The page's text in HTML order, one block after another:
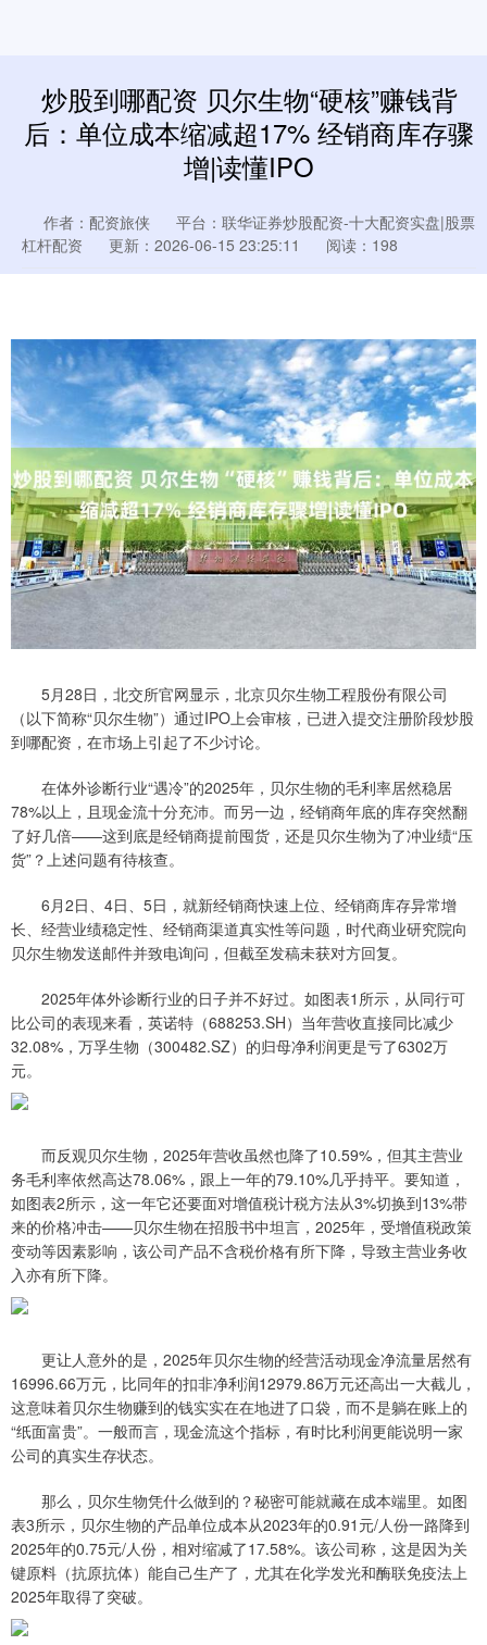
炒股到哪配资 贝尔生物“硬核”赚钱背
后：单位成本缩减超17% 经销商库存骤
增|读懂IPO
作者：配资旅侠
平台：联华证券炒股配资-十大配资实盘|股票
杠杆配资
更新：2026-06-15 23:25:11 阅读：198
5月28日，北交所官网显示，北京贝尔生物工程股份有限公司
（以下简称“贝尔生物”）通过IPO上会审核，已进入提交注册阶段炒股
到哪配资，在市场上引起了不少讨论。
在体外诊断行业“遇冷”的2025年，贝尔生物的毛利率居然稳居
78%以上，且现金流十分充沛。而另一边，经销商年底的库存突然翻
了好几倍——这到底是经销商提前囤货，还是贝尔生物为了冲业绩“压
货”？上述问题有待核查。
6月2日、4日、5日，就新经销商快速上位、经销商库存异常增
长、经营业绩稳定性、经销商渠道真实性等问题，时代商业研究院向
贝尔生物发送邮件并致电询问，但截至发稿未获对方回复。
2025年体外诊断行业的日子并不好过。如图表1所示，从同行可
比公司的表现来看，英诺特（688253.SH）当年营收直接同比减少
32.08%，万孚生物（300482.SZ）的归母净利润更是亏了6302万
元。
而反观贝尔生物，2025年营收虽然也降了10.59%，但其主营业
务毛利率依然高达78.06%，跟上一年的79.10%几乎持平。要知道，
如图表2所示，这一年它还要面对增值税计税方法从3%切换到13%带
来的价格冲击——贝尔生物在招股书中坦言，2025年，受增值税政策
变动等因素影响，该公司产品不含税价格有所下降，导致主营业务收
入亦有所下降。
更让人意外的是，2025年贝尔生物的经营活动现金净流量居然有
16996.66万元，比同年的扣非净利润12979.86万元还高出一大截儿，
这意味着贝尔生物赚到的钱实实在在地进了口袋，而不是躺在账上的
“纸面富贵”。一般而言，现金流这个指标，有时比利润更能说明一家
公司的真实生存状态。
那么，贝尔生物凭什么做到的？秘密可能就藏在成本端里。如图
表3所示，贝尔生物的产品单位成本从2023年的0.91元/人份一路降到
2025年的0.75元/人份，相对缩减了17.58%。该公司称，这是因为关
键原料（抗原抗体）能自己生产了，尤其在化学发光和酶联免疫法上
2025年取得了突破。